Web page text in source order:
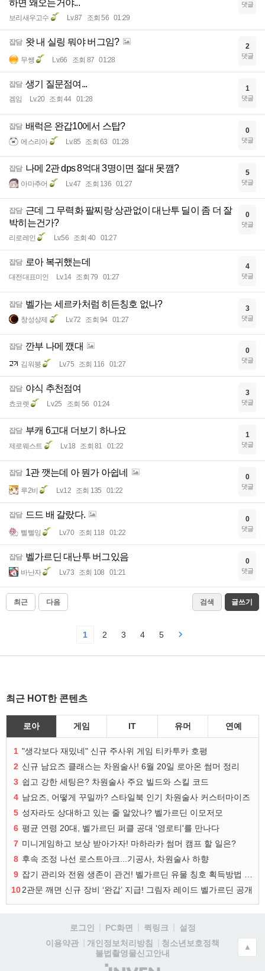
하면 왜오는거야...
보리새우고수 Lv.87 조회 56 01:29
댓글
잡담 왓 내 실링 뭐야 버그임?
무쌩 Lv.66 조회 87 01:28
2
댓글
잡담 생기 질문점여...
겜임 Lv.20 조회 44 01:28
1
댓글
잡담 배럭은 완갑10에서 스탑?
에스리아 Lv.85 조회 63 01:28
0
댓글
잡담 나메 2관 dps 8억대 3명이면 절대 못깸?
아마추어 Lv.47 조회 136 01:27
5
댓글
잡담 근데 그 무력화 팔찌랑 상관없이 대난투 딜이 좀 더 잘
박히는건가?
리로레인 Lv.56 조회 40 01:27
0
댓글
잡담 로아 복귀했는데
대전대표미인 Lv.14 조회 79 01:27
4
댓글
잡담 벨가는 세르카처럼 히든칭호 없나?
창성상제 Lv.72 조회 94 01:27
3
댓글
잡담 깐부 나메 깼대
김워붕 Lv.75 조회 116 01:27
0
댓글
잡담 야식 추천점여
쵸코렛 Lv.25 조회 56 01:24
3
댓글
잡담 부캐 6고대 더보기 하나요
제로웨스트 Lv.18 조회 81 01:22
1
댓글
잡담 1관 깻는데 아 뭔가 아쉽네
루2비 Lv.12 조회 135 01:22
0
댓글
잡담 드드 배 갈랐다.
삘삘잉 Lv.70 조회 118 01:22
0
댓글
잡담 벨가르딘 대난투 버그있음
바난자 Lv.73 조회 108 01:21
0
댓글
최근 다음 검색 글쓰기
1 2 3 4 5
최근 HOT한 콘텐츠
로아 게임 IT 유머 연예
1 "생각보다 재밌네" 신규 주사위 게임 티카투카 호평
2 신규 남요즈 클래스는 차원술사! 6월 20일 로아온 썸머 정리
3 쉽고 강한 세팅은? 차원술사 주요 빌드와 스킬 코드
4 남요즈, 어떻게 꾸밀까? 스타일북 인기 차원술사 커스터마이즈
5 성자라도 상대하고 있는 줄 알았나? 벨가르딘 이모저모
6 평균 연령 20대, 벨가르딘 퍼클 공대 '영로티'를 만나다
7 미니게임하고 보상 받아가자! 마하라카 썸머 캠프 할 일은?
8 후속 조정 나선 로스트아크...기공사, 차원술사 하향
9
102관문 깨면 신규 장비 ‘완갑’ 지급! 그림자 레이드 벨가르딘 공개
로그인 PC화면 퀵링크
설정
이용약관
개인정보처리방침
청소년보호정책
불법촬영물신고안내
(주)
▲